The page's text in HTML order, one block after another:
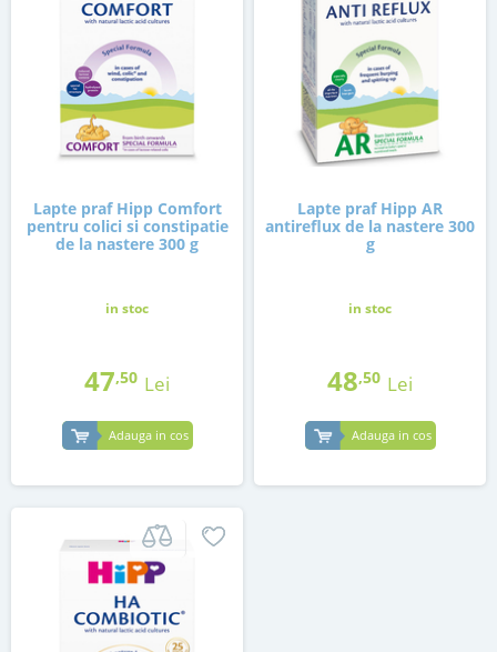
Lapte praf Hipp Comfort
pentru colici si constipatie
de la nastere 300 g
in stoc
47,50 Lei
Adauga in cos
Lapte praf Hipp AR
antireflux de la nastere 300
g
in stoc
48,50 Lei
Adauga in cos